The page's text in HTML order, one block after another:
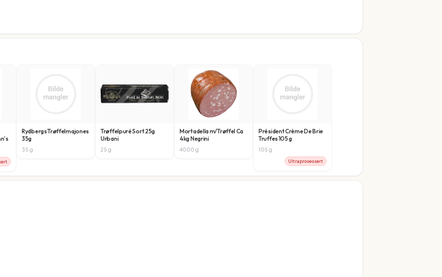
Rydbergs Trøffelmajones
35g
35 g
Trøffelpuré Sort 25g
Urbani
25 g
Mortadella m/Trøffel Ca
4kg Negrini
4000 g
Président Crème De Brie
Truffes 105 g
105 g
Ultraprosessert